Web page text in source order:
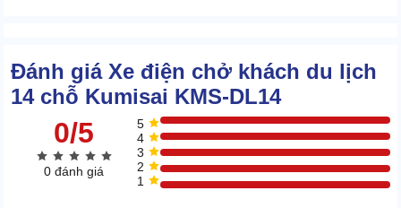
Đánh giá Xe điện chở khách du lịch
14 chỗ Kumisai KMS-DL14
0/5
0 đánh giá
5
4
3
2
1